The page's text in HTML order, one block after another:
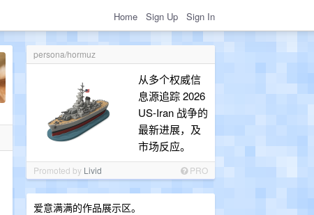
Home Sign Up Sign In
persona/hormuz
从多个权威信
息源追踪 2026
US-Iran 战争的
最新进展，及
市场反应。
Promoted by Livid PRO
爱意满满的作品展示区。